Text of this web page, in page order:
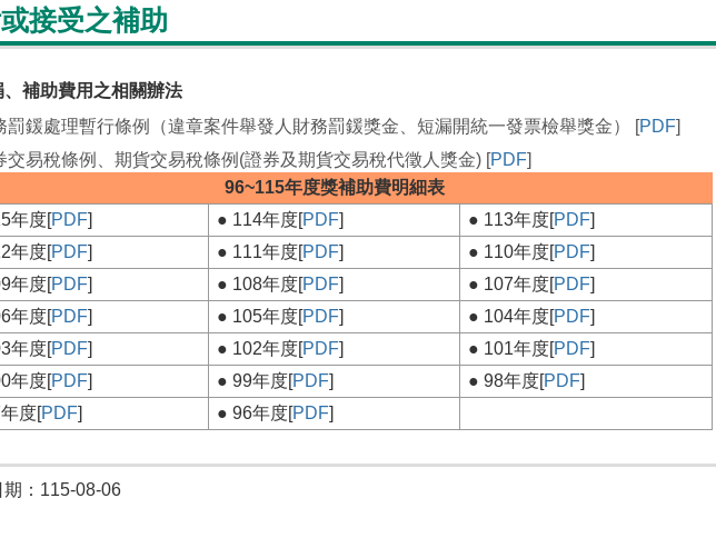
接受之補助
、補助費用之相關辦法
罰鍰處理暫行條例（違章案件舉發人財務罰鍰獎金、短漏開統一發票檢舉獎金） [PDF]
交易稅條例、期貨交易稅條例(證券及期貨交易稅代徵人獎金) [PDF]
96~115年度獎補助費明細表
年度[PDF] ● 114年度[PDF] ● 113年度[PDF]
年度[PDF] ● 111年度[PDF] ● 110年度[PDF]
年度[PDF] ● 108年度[PDF] ● 107年度[PDF]
年度[PDF] ● 105年度[PDF] ● 104年度[PDF]
年度[PDF] ● 102年度[PDF] ● 101年度[PDF]
年度[PDF] ● 99年度[PDF] ● 98年度[PDF]
度[PDF] ● 96年度[PDF]
期：115-08-06